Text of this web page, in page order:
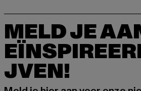
MELD JE
JVEN!